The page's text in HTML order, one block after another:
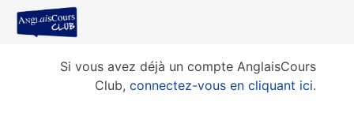
Si vous avez déjà un compte AnglaisCours
Club, connectez-vous en cliquant ici.